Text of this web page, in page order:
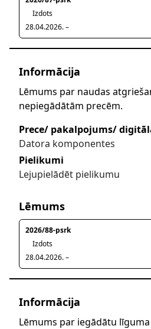
Izdots
28.04.2026. –
Informācija
Lēmums par naudas
nepiegādātām precēm.
Prece/ pakalpojums/
Datora komponentes
Pielikumi
Lejupielādēt pielikumu
Lēmums
2026/88-psrk
Izdots
28.04.2026. –
Informācija
Lēmums par iegādātu